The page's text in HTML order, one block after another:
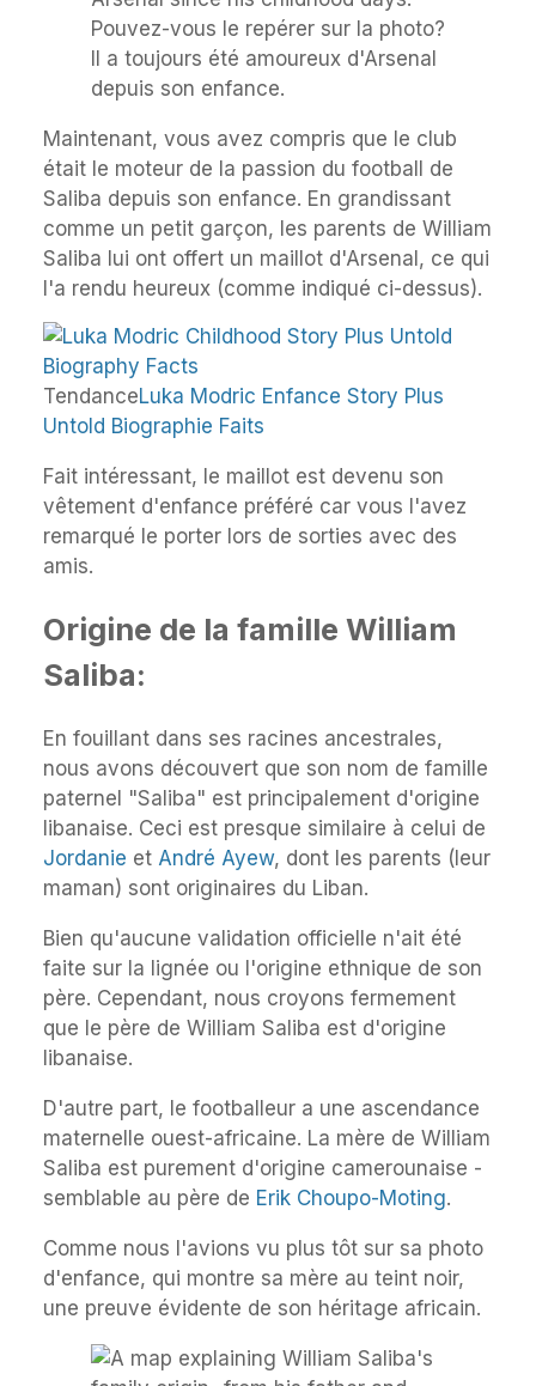
Pouvez-vous le repérer sur la photo?
Il a toujours été amoureux d'Arsenal
depuis son enfance.
Maintenant, vous avez compris que le club
était le moteur de la passion du football de
Saliba depuis son enfance. En grandissant
comme un petit garçon, les parents de William
Saliba lui ont offert un maillot d'Arsenal, ce qui
l'a rendu heureux (comme indiqué ci-dessus).
TendanceLuka Modric Enfance Story Plus
Untold Biographie Faits
Fait intéressant, le maillot est devenu son
vêtement d'enfance préféré car vous l'avez
remarqué le porter lors de sorties avec des
amis.
Origine de la famille William
Saliba:
En fouillant dans ses racines ancestrales,
nous avons découvert que son nom de famille
paternel "Saliba" est principalement d'origine
libanaise. Ceci est presque similaire à celui de
Jordanie et André Ayew, dont les parents (leur
maman) sont originaires du Liban.
Bien qu'aucune validation officielle n'ait été
faite sur la lignée ou l'origine ethnique de son
père. Cependant, nous croyons fermement
que le père de William Saliba est d'origine
libanaise.
D'autre part, le footballeur a une ascendance
maternelle ouest-africaine. La mère de William
Saliba est purement d'origine camerounaise -
semblable au père de Erik Choupo-Moting.
Comme nous l'avions vu plus tôt sur sa photo
d'enfance, qui montre sa mère au teint noir,
une preuve évidente de son héritage africain.